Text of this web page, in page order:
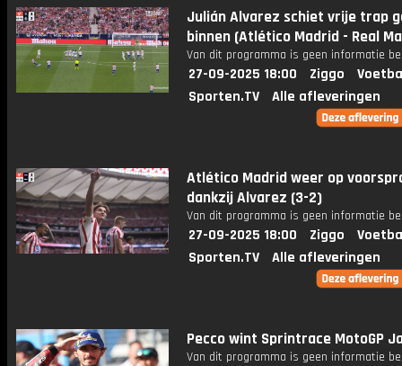
Julián Alvarez schiet vrije trap
binnen (Atlético Madrid - Real
Van dit programma is geen informatie
27-09-2025 18:00 Ziggo
Sporten.TV
Alle afleveringen
Atlético Madrid weer op
dankzij Alvarez (3-2)
Van dit programma is geen informatie
27-09-2025 18:00 Ziggo
Sporten.TV
Alle afleveringen
Pecco wint Sprintrace MotoGP
Van dit programma is geen informatie